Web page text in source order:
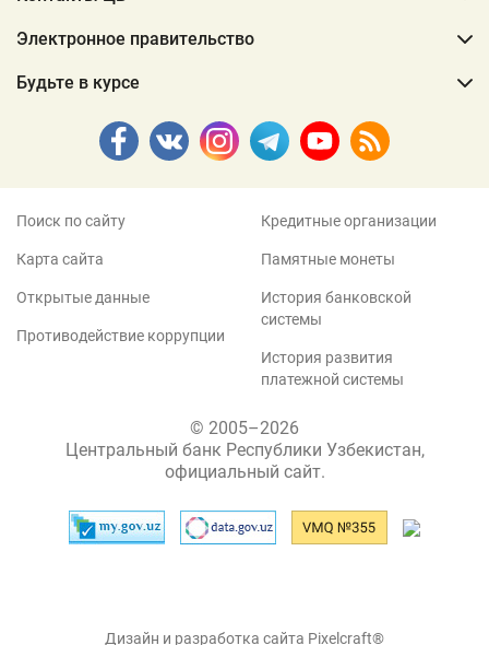
Электронное правительство
Будьте в курсе
Поиск по сайту
Карта сайта
Открытые данные
Противодействие коррупции
Кредитные организации
Памятные монеты
История банковской
системы
История развития
платежной системы
© 2005–2026
Центральный банк Республики Узбекистан,
официальный сайт.
Дизайн и разработка сайта Pixelcraft®